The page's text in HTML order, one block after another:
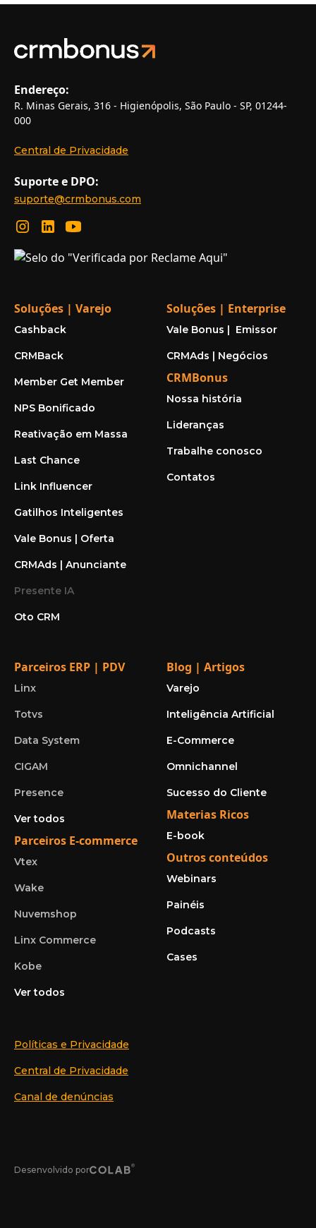
Endereço:
R. Minas Gerais, 316 - Higienópolis, São Paulo - SP, 01244-
000
Central de Privacidade
Suporte e DPO:
suporte@crmbonus.com
Soluções | Varejo
Cashback
CRMBack
Member Get Member
NPS Bonificado
Reativação em Massa
Last Chance
Link Influencer
Gatilhos Inteligentes
Vale Bonus | Oferta
CRMAds | Anunciante
Presente IA
Oto CRM
Soluções | Enterprise
Vale Bonus | Emissor
CRMAds | Negócios
CRMBonus
Nossa história
Lideranças
Trabalhe conosco
Contatos
Parceiros ERP | PDV
Linx
Totvs
Data System
CIGAM
Presence
Ver todos
Parceiros E-commerce
Vtex
Wake
Nuvemshop
Linx Commerce
Kobe
Ver todos
Blog | Artigos
Varejo
Inteligência Artificial
E-Commerce
Omnichannel
Sucesso do Cliente
Materias Ricos
E-book
Outros conteúdos
Webinars
Painéis
Podcasts
Cases
Políticas e Privacidade
Central de Privacidade
Canal de denúncias
Desenvolvido por